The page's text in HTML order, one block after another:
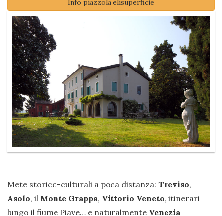
Info piazzola elisuperficie
Mete storico-culturali a poca distanza: Treviso,
Asolo, il Monte Grappa, Vittorio Veneto, itinerari
lungo il fiume Piave… e naturalmente Venezia